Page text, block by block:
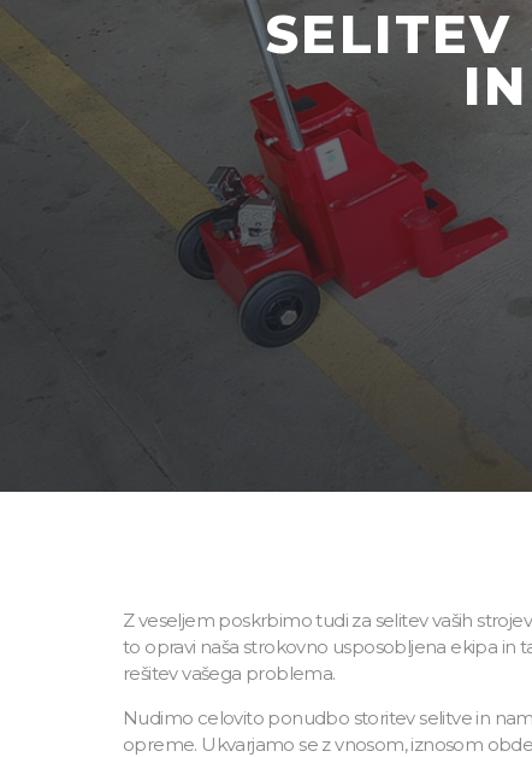
SELITEV
Z veseljem poskrbimo tudi za selitev vaših
to opravi naša strokovno usposobljena ekipa in
rešitev vašega problema.
Nudimo celovito ponudbo storitev selitve in
opreme. Ukvarjamo se z vnosom, iznosom